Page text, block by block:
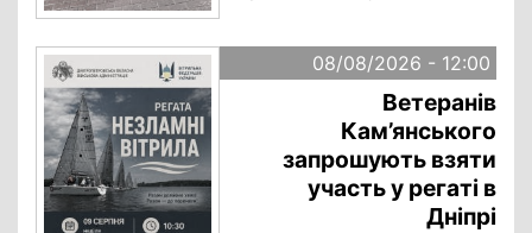
08/08/2026 - 12:00
Ветеранів
Кам’янського
запрошують взяти
участь у регаті в
Дніпрі